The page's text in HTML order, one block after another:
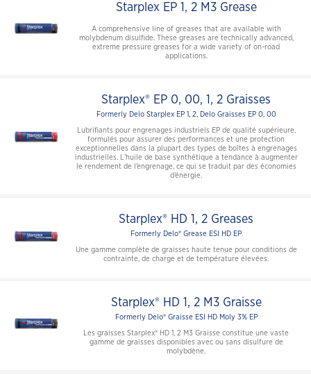
Starplex EP 1, 2 M3 Grease
A comprehensive line of greases that are available with
molybdenum disulfide. These greases are technically advanced,
extreme pressure greases for a wide variety of on-road
applications.
Starplex® EP 0, 00, 1, 2 Graisses
Formerly Delo Starplex EP 1, 2, Delo Graisses EP 0, 00
Lubrifiants pour engrenages industriels EP de qualité supérieure,
formulés pour assurer des performances et une protection
exceptionnelles dans la plupart des types de boîtes à engrenages
industrielles. L’huile de base synthétique a tendance à augmenter
le rendement de l’engrenage, ce qui se traduit par des économies
d’énergie.
Starplex® HD 1, 2 Greases
Formerly Delo® Grease ESI HD EP
Une gamme complète de graisses haute tenue pour conditions de
contrainte, de charge et de température élevées.
Starplex® HD 1, 2 M3 Graisse
Formerly Delo® Graisse ESI HD Moly 3% EP
Les graisses Starplex® HD 1, 2 M3 Graisse constitue une vaste
gamme de graisses disponibles avec ou sans disulfure de
molybdène.